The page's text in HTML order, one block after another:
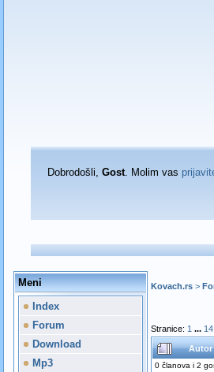
Dobrodošli, Gost. Molim vas
Meni
Index
Forum
Download
Mp3
Kovach.rs>
Stranice: 1 ... 14
Autor
0 članova i 2